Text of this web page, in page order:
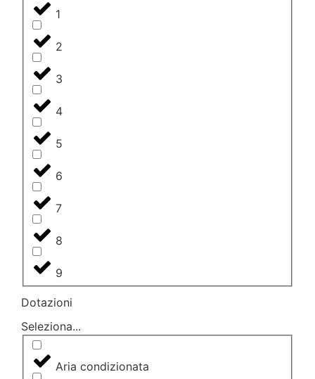
1
2
3
4
5
6
7
8
9
Dotazioni
Seleziona...
Aria condizionata